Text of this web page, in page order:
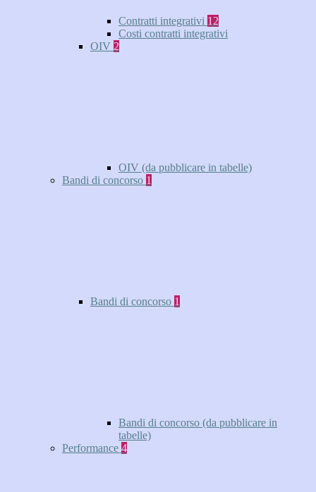
Contratti integrativi 12
Costi contratti integrativi
OIV 2
OIV (da pubblicare in tabelle)
Bandi di concorso 1
Bandi di concorso 1
Bandi di concorso (da pubblicare in
tabelle)
Performance 4